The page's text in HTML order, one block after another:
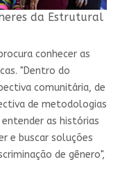
da Estrutural
conhecer as
"Dentro do
comunitária, de
de metodologias
as histórias
e buscar soluções
de gênero",